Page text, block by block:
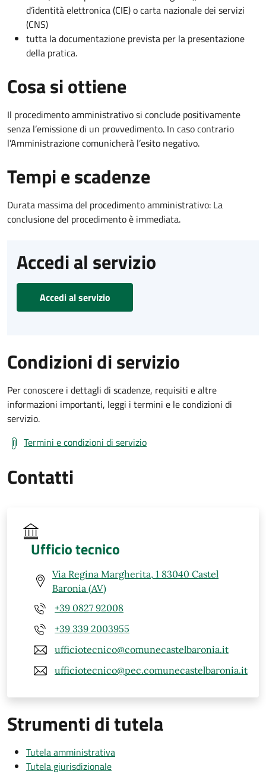
d’identità elettronica (CIE) o carta nazionale dei servizi
(CNS)
tutta la documentazione prevista per la presentazione
della pratica.
Cosa si ottiene
Il procedimento amministrativo si conclude positivamente
senza l’emissione di un provvedimento. In caso contrario
l’Amministrazione comunicherà l’esito negativo.
Tempi e scadenze
Durata massima del procedimento amministrativo: La
conclusione del procedimento è immediata.
Accedi al servizio
Accedi al servizio
Condizioni di servizio
Per conoscere i dettagli di scadenze, requisiti e altre
informazioni importanti, leggi i termini e le condizioni di
servizio.
Termini e condizioni di servizio
Contatti
Ufficio tecnico
Via Regina Margherita, 1 83040 Castel
Baronia (AV)
+39 0827 92008
+39 339 2003955
ufficiotecnico@comunecastelbaronia.it
ufficiotecnico@pec.comunecastelbaronia.it
Strumenti di tutela
Tutela amministrativa
Tutela giurisdizionale